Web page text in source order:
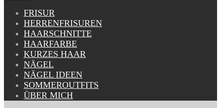
FRISUR
HERRENFRISUREN
HAARSCHNITTE
HAARFARBE
KURZES HAAR
NÄGEL
NÄGEL IDEEN
SOMMEROUTFITS
ÜBER MICH